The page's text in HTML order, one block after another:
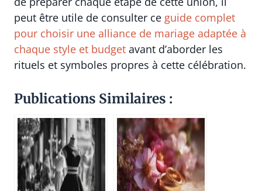
peut être utile de consulter ce guide complet
pour choisir une alliance de mariage adaptée à
chaque style et budget avant d’aborder les
rituels et symboles propres à cette célébration.
Publications Similaires :